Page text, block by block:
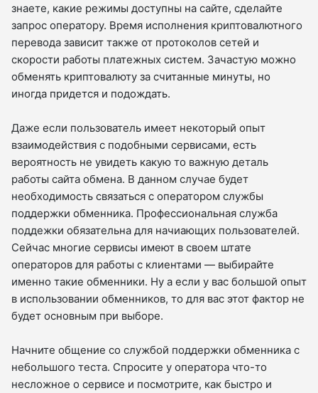
знаете, какие режимы доступны на сайте, сделайте
запрос оператору. Время исполнения криптовалютного
перевода зависит также от протоколов сетей и
скорости работы платежных систем. Зачастую можно
обменять криптовалюту за считанные минуты, но
иногда придется и подождать.
Даже если пользователь имеет некоторый опыт
взаимодействия с подобными сервисами, есть
вероятность не увидеть какую то важную деталь
работы сайта обмена. В данном случае будет
необходимость связаться с оператором службы
поддержки обменника. Профессиональная служба
поддежки обязательна для начиающих пользователей.
Сейчас многие сервисы имеют в своем штате
операторов для работы с клиентами — выбирайте
именно такие обменники. Ну а если у вас большой опыт
в использовании обменников, то для вас этот фактор не
будет основным при выборе.
Начните общение со службой поддержки обменника с
небольшого теста. Спросите у оператора что-то
несложное о сервисе и посмотрите, как быстро и